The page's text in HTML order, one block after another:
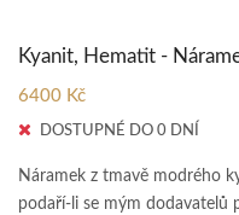
Kyanit, Hematit -
6400 Kč
DOSTUPNÉ DO 0 DNÍ
Náramek z tmavě modrého
podaří-li se mým dodavatelů